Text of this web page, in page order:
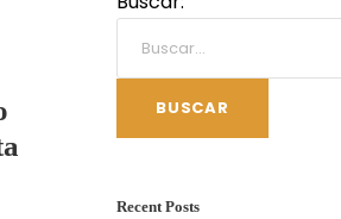
BUSCAR
Recent Posts